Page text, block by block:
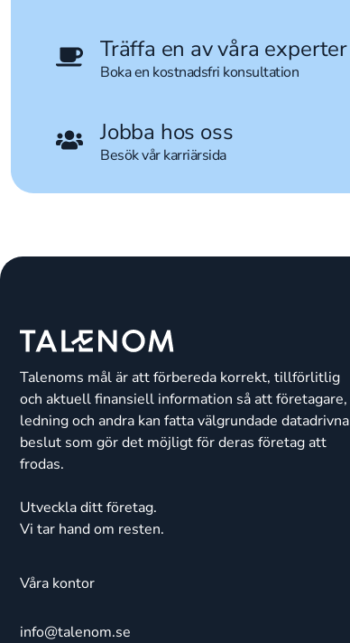
Träffa en av våra experter
Boka en kostnadsfri konsultation
Jobba hos oss
Besök vår karriärsida
Talenoms mål är att förbereda korrekt, tillförlitlig
och aktuell finansiell information så att företagare,
ledning och andra kan fatta välgrundade datadrivna
beslut som gör det möjligt för deras företag att
frodas.
Utveckla ditt företag.
Vi tar hand om resten.
Våra kontor
info@talenom.se